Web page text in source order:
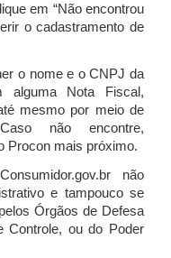
em “Não encontrou
o cadastramento de
o nome e o CNPJ da
alguma Nota Fiscal,
mesmo por meio de
não encontre,
Procon mais próximo.
não
e tampouco se
Órgãos de Defesa
Controle, ou do Poder